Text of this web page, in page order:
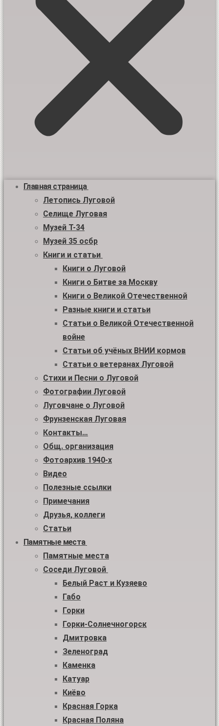
Главная страница
Летопись Луговой
Селище Луговая
Музей Т-34
Музей 35 осбр
Книги и статьи
Книги о Луговой
Книги о Битве за Москву
Книги о Великой Отечественной
Разные книги и статьи
Статьи о Великой Отечественной
войне
Статьи об учёных ВНИИ кормов
Статьи о ветеранах Луговой
Стихи и Песни о Луговой
Фотографии Луговой
Луговчане о Луговой
Фрунзенская Луговая
Контакты…
Общ. организация
Фотоархив 1940-х
Видео
Полезные ссылки
Примечания
Друзья, коллеги
Статьи
Памятные места
Памятные места
Соседи Луговой
Белый Раст и Кузяево
Габо
Горки
Горки-Солнечногорск
Дмитровка
Зеленоград
Каменка
Катуар
Киёво
Красная Горка
Красная Поляна